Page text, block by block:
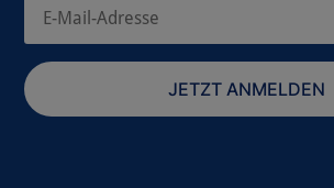
JETZT ANMELDEN